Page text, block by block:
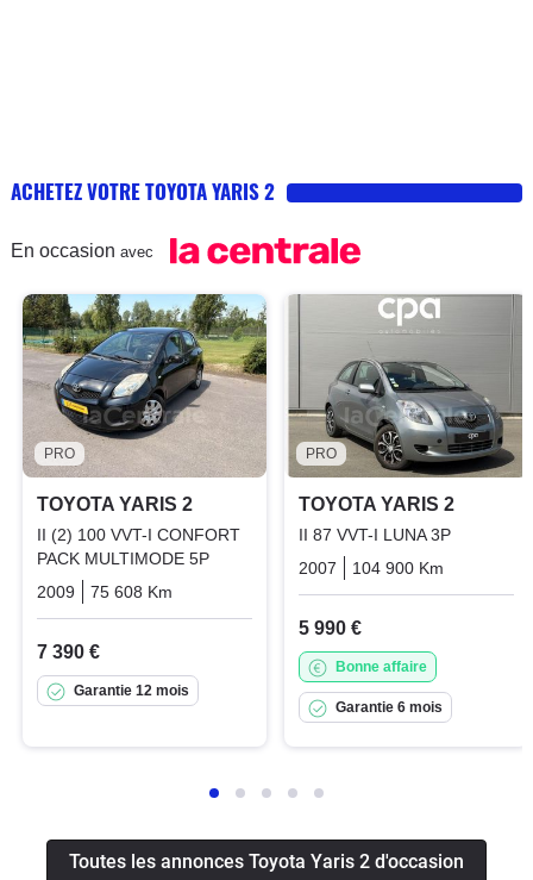
ACHETEZ VOTRE TOYOTA YARIS 2
En occasion avec
PRO
TOYOTA YARIS 2
II (2) 100 VVT-I CONFORT
PACK MULTIMODE 5P
2009
75 608 Km Essence
7 390 €
Garantie 12 mois
PRO
TOYOTA YARIS 2
II 87 VVT-I LUNA 3P
2007
104 900 Km
5 990 €
Bonne affaire
Garantie 6 mois
Toutes les annonces Toyota Yaris 2 d'occasion